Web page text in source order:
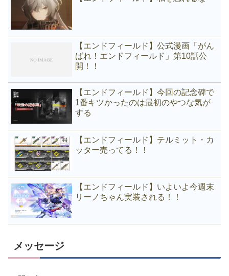
【エンドフィールド】公式漫画「がん
ばれ！エンドフィールド」第10話公
開！！
【エンドフィールド】今回の記念碑で
1番キツかったのは最初のやつな気が
する
【エンドフィールド】テルミット・カ
ッター売ってる！！
【エンドフィールド】いよいよ今週末
リーノちゃん実装される！！
メッセージ